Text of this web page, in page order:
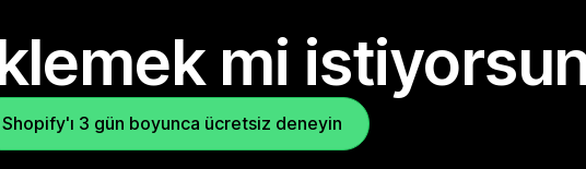
mi
Shopify'ı 3 gün boyunca ücretsiz deneyin